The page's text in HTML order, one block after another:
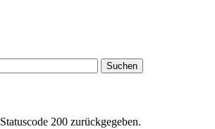
200 zurückgegeben.